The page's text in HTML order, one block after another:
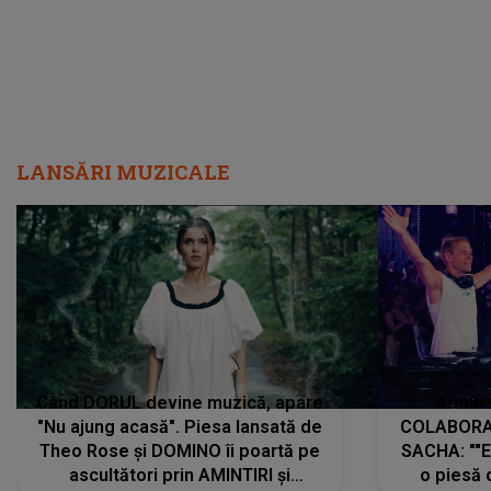
LANSĂRI MUZICALE
Când DORUL devine muzică, apare
"Nu ajung acasă". Piesa lansată de
Theo Rose și DOMINO îi poartă pe
ascultători prin AMINTIRI și
SACHA:
o piesă